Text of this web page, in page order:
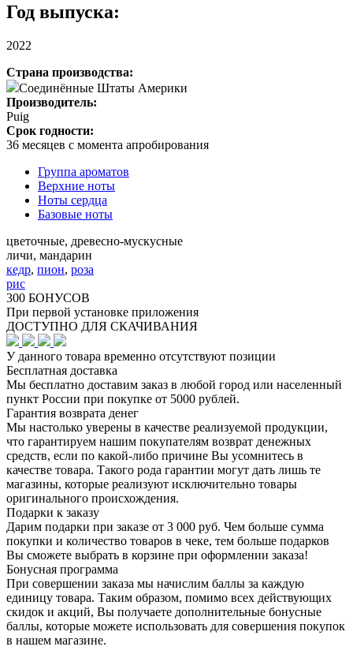
Год выпуска:
2022
Страна производства:
Соединённые Штаты Америки
Производитель:
Puig
Срок годности:
36 месяцев с момента апробирования
Группа ароматов
Верхние ноты
Ноты сердца
Базовые ноты
цветочные, древесно-мускусные
личи, мандарин
кедр, пион, роза
рис
300 БОНУСОВ
При первой установке приложения
ДОСТУПНО ДЛЯ СКАЧИВАНИЯ
У данного товара временно отсутствуют позиции
Бесплатная доставка
Мы бесплатно доставим заказ в любой город или населенный
пункт России при покупке от 5000 рублей.
Гарантия возврата денег
Мы настолько уверены в качестве реализуемой продукции,
что гарантируем нашим покупателям возврат денежных
средств, если по какой-либо причине Вы усомнитесь в
качестве товара. Такого рода гарантии могут дать лишь те
магазины, которые реализуют исключительно товары
оригинального происхождения.
Подарки к заказу
Дарим подарки при заказе от 3 000 руб. Чем больше сумма
покупки и количество товаров в чеке, тем больше подарков
Вы сможете выбрать в корзине при оформлении заказа!
Бонусная программа
При совершении заказа мы начислим баллы за каждую
единицу товара. Таким образом, помимо всех действующих
скидок и акций, Вы получаете дополнительные бонусные
баллы, которые можете использовать для совершения покупок
в нашем магазине.